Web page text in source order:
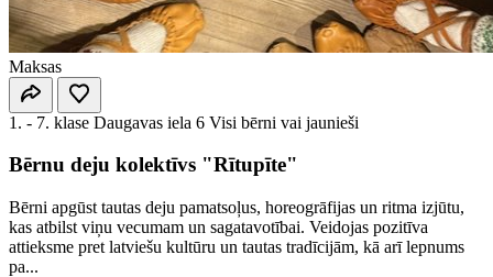
Maksas
1. - 7. klase Daugavas iela 6 Visi bērni vai jaunieši
Bērnu deju kolektīvs "Rītupīte"
Bērni apgūst tautas deju pamatsoļus, horeogrāfijas un ritma izjūtu,
kas atbilst viņu vecumam un sagatavotībai. Veidojas pozitīva
attieksme pret latviešu kultūru un tautas tradīcijām, kā arī lepnums
pa...